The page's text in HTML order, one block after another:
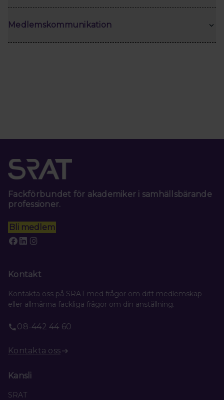
Medlemskommunikation
Fackförbundet för akademiker i samhällsbärande
professioner.
Bli medlem
Kontakt
Kontakta oss på SRAT med frågor om ditt medlemskap
eller allmänna fackliga frågor om din anställning.
08-442 44 60
Kontakta oss
Kansli
SRAT